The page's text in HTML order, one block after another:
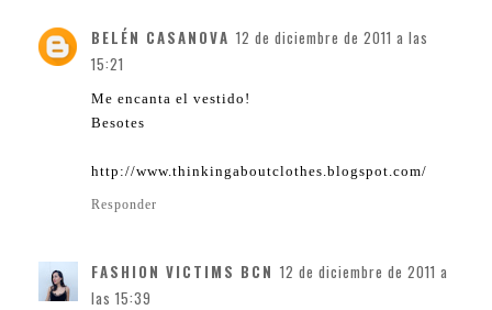
BELÉN CASANOVA 12 de diciembre de 2011 a las
15:21
Me encanta el vestido!
Besotes
http://www.thinkingaboutclothes.blogspot.com/
Responder
FASHION VICTIMS BCN 12 de diciembre de 2011 a
las 15:39